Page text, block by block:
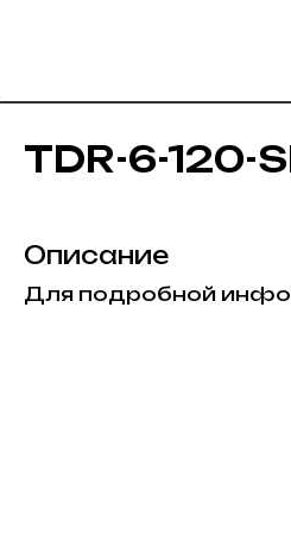
TDR-6-120-
Описание
Для подробной